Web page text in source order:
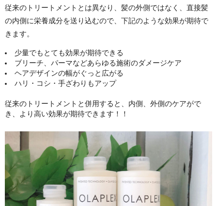
従来のトリートメントとは異なり、髪の外側ではなく、直接髪
の内側に栄養成分を送り込むので、下記のような効果が期待で
きます。
少量でもとても効果が期待できる
ブリーチ、パーマなどあらゆる施術のダメージケア
ヘアデザインの幅がぐっと広がる
ハリ・コシ・手ざわりもアップ
従来のトリートメントと併用すると、内側、外側のケアがで
き、より高い効果が期待できます！！